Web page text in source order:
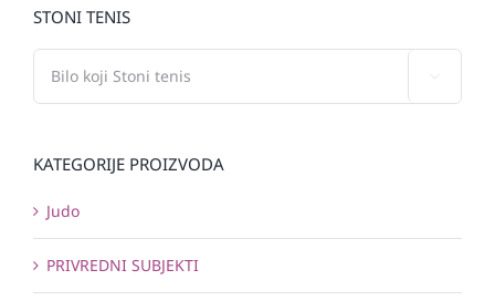
STONI TENIS
KATEGORIJE PROIZVODA
Judo
PRIVREDNI SUBJEKTI